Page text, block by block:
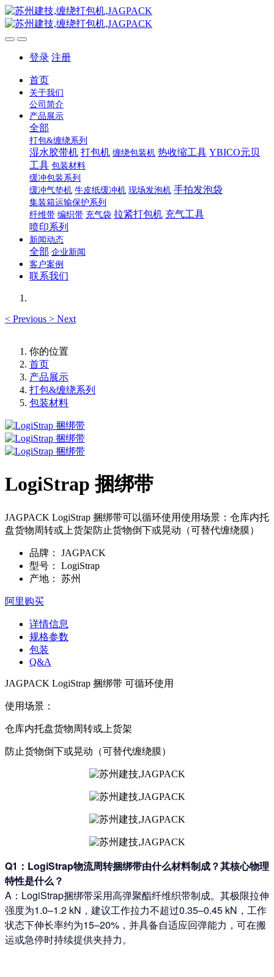
登录 注册
首页
关于我们
公司简介
产品展示
全部
打包&缠绕系列
湿水胶带机 打包机 缠绕包装机 热收缩工具 YBICO元贝
工具 包装材料
缓冲包装系列
缓冲气垫机 牛皮纸缓冲机 现场发泡机 手拍发泡袋
集装箱运输保护系列
纤维带 编织带 充气袋 拉紧打包机 充气工具
喷印系列
新闻动态
全部 企业新闻
客户案例
联系我们
< Previous > Next
你的位置
首页
产品展示
打包&缠绕系列
包装材料
LogiStrap 捆绑带
JAGPACK LogiStrap 捆绑带可以循环使用使用场景：仓库内托
盘货物周转或上货架防止货物倒下或晃动（可替代缠绕膜）
品牌：
JAGPACK
型号：
LogiStrap
产地：
苏州
阿里购买
详情信息
规格参数
包装
Q&A
JAGPACK LogiStrap 捆绑带 可循环使用
使用场景：
仓库内托盘货物周转或上货架
防止货物倒下或晃动（可替代缠绕膜）
Q1：LogiStrap物流周转捆绑带由什么材料制成？其核心物理
特性是什么？
A：LogiStrap捆绑带采用高弹聚酯纤维织带制成。其极限拉伸
强度为1.0–1.2 kN，建议工作拉力不超过0.35–0.45 kN，工作
状态下伸长率约为15–20%，并具备自适应回弹能力，可在搬
运或急停时持续提供夹持力。